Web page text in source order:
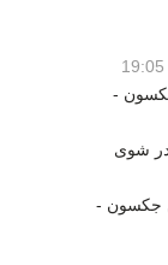
-
در شوی
جکسون -